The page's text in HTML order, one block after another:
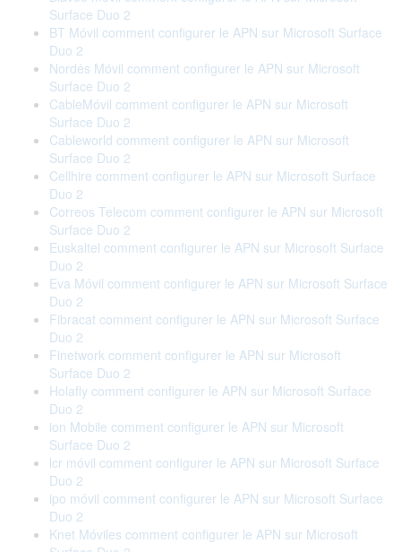
Surface Duo 2
BT Móvil comment configurer le APN sur Microsoft Surface
Duo 2
Nordés Móvil comment configurer le APN sur Microsoft
Surface Duo 2
CableMóvil comment configurer le APN sur Microsoft
Surface Duo 2
Cableworld comment configurer le APN sur Microsoft
Surface Duo 2
Cellhire comment configurer le APN sur Microsoft Surface
Duo 2
Correos Telecom comment configurer le APN sur Microsoft
Surface Duo 2
Euskaltel comment configurer le APN sur Microsoft Surface
Duo 2
Eva Móvil comment configurer le APN sur Microsoft Surface
Duo 2
Fibracat comment configurer le APN sur Microsoft Surface
Duo 2
Finetwork comment configurer le APN sur Microsoft
Surface Duo 2
Holafly comment configurer le APN sur Microsoft Surface
Duo 2
ion Mobile comment configurer le APN sur Microsoft
Surface Duo 2
lcr móvil comment configurer le APN sur Microsoft Surface
Duo 2
ipo móvil comment configurer le APN sur Microsoft Surface
Duo 2
Knet Móviles comment configurer le APN sur Microsoft